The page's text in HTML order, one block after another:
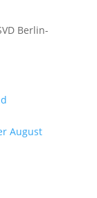
Berlin-
August